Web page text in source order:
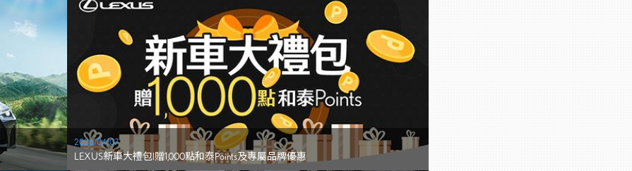
2026/04/07
LEXUS新車大禮包l贈1,000點和泰Points及專屬品牌優惠